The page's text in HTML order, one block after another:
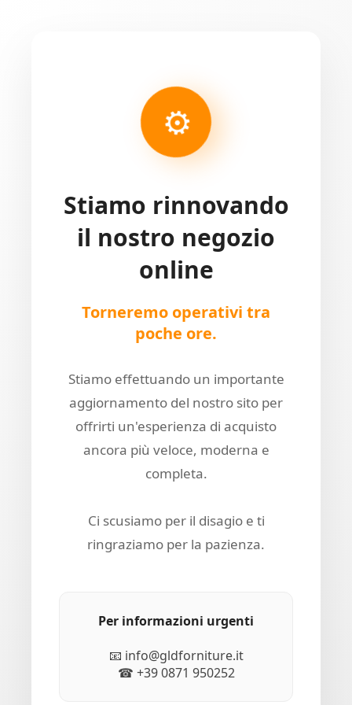
⚙
Stiamo rinnovando
il nostro negozio
online
Torneremo operativi tra
poche ore.
Stiamo effettuando un importante
aggiornamento del nostro sito per
offrirti un'esperienza di acquisto
ancora più veloce, moderna e
completa.
Ci scusiamo per il disagio e ti
ringraziamo per la pazienza.
Per informazioni urgenti
📧 info@gldforniture.it
☎ +39 0871 950252